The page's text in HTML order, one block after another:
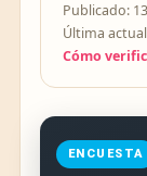
Publicado:
Última
Cómo
ENCUESTA